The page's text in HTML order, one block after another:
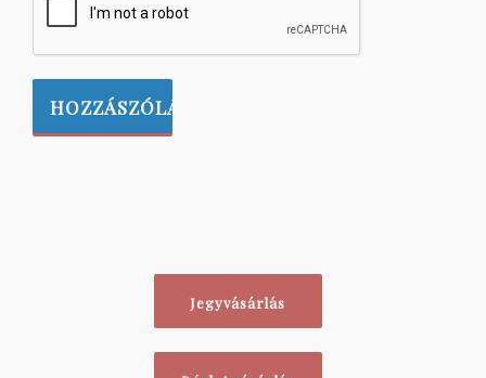
Jegyvásárlás